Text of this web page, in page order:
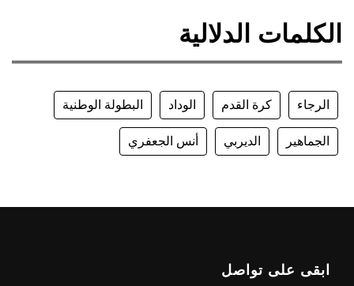
الكلمات الدلالية
الرجاء كرة القدم الوداد البطولة الوطنية
الجماهير الديربي أنس الجعفري
ابقى على تواصل